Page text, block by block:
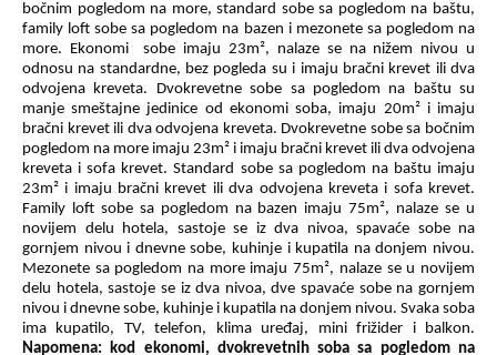
bočnim pogledom na more, standard sobe sa pogledom na baštu,
family loft sobe sa pogledom na bazen i mezonete sa pogledom na
more. Ekonomi
sobe imaju 23m², nalaze se na nižem nivou u
odnosu na standardne, bez pogleda su i imaju bračni krevet ili dva
odvojena kreveta. Dvokrevetne sobe sa pogledom na baštu su
manje smeštajne jedinice od ekonomi soba, imaju 20m² i imaju
bračni krevet ili dva odvojena kreveta. Dvokrevetne sobe sa bočnim
pogledom na more imaju 23m² i imaju bračni krevet ili dva odvojena
kreveta i sofa krevet. Standard sobe sa pogledom na baštu imaju
23m² i imaju bračni krevet ili dva odvojena kreveta i sofa krevet.
Family loft sobe sa pogledom na bazen imaju 75m², nalaze se u
novijem delu hotela, sastoje se iz dva nivoa, spavaće sobe na
gornjem nivou i dnevne sobe, kuhinje i kupatila na donjem nivou.
Mezonete sa pogledom na more imaju 75m², nalaze se u novijem
delu hotela, sastoje se iz dva nivoa, dve spavaće sobe na gornjem
nivou i dnevne sobe, kuhinje i kupatila na donjem nivou. Svaka soba
ima kupatilo, TV, telefon, klima uređaj, mini frižider i balkon.
Napomena: kod ekonomi, dvokrevetnih soba sa pogledom na